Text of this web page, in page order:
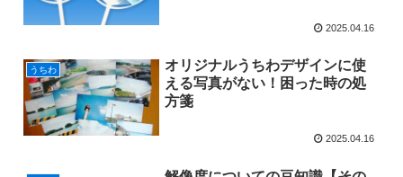
2025.04.16
うちわ
オリジナルうちわデザインに使
える写真がない！困った時の処
方箋
2025.04.16